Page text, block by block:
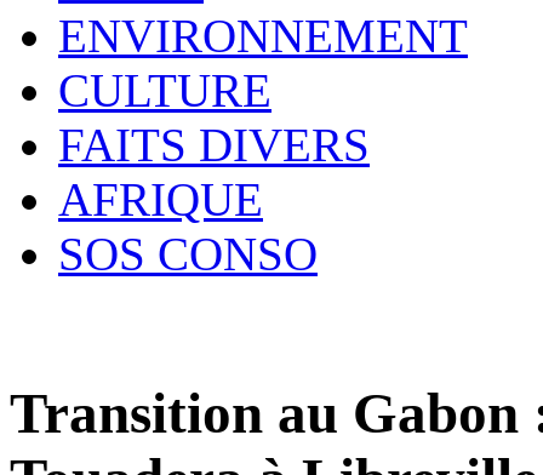
ENVIRONNEMENT
CULTURE
FAITS DIVERS
AFRIQUE
SOS CONSO
Transition au Gabon